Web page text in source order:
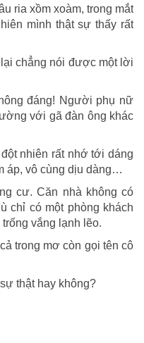
ria xồm xoàm, trong mắt
mình thật sự thấy rất
chẳng nói được một lời
đáng! Người phụ nữ
với gã đàn ông khác
nhiên rất nhớ tới dáng
áp, vô cùng dịu dàng…
cư. Căn nhà không có
chỉ có một phòng khách
vắng lạnh lẽo.
trong mơ còn gọi tên cô
thật hay không?